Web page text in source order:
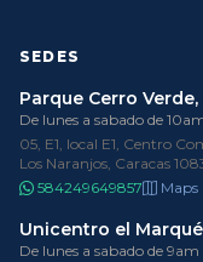
SEDES
Parque Cerro
De lunes a sabado de
05, E1, local E1, Centro
Los Naranjos, Caracas
584249649857
Maps
Unicentro el
De lunes a sabado de